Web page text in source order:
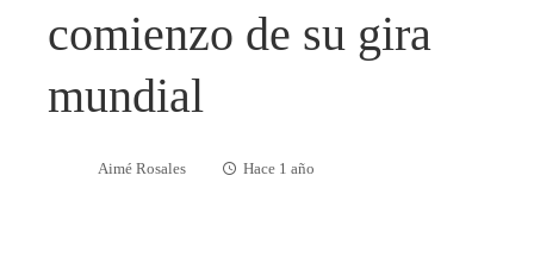
comienzo de su gira
mundial
Aimé Rosales Hace 1 año